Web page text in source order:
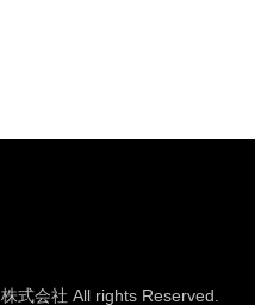
式会社 All rights Reserved.